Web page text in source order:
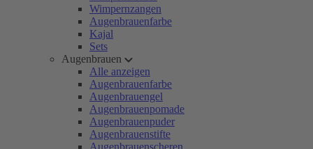
Wimpernzangen
Augenbrauenfarbe
Kajal
Sets
Augenbrauen
Alle anzeigen
Augenbrauenfarbe
Augenbrauengel
Augenbrauenpomade
Augenbrauenpuder
Augenbrauenstifte
Augenbrauenscheren